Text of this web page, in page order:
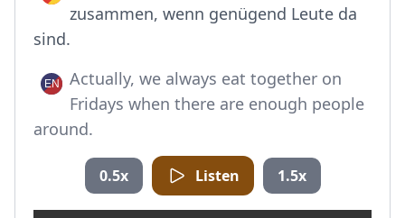
zusammen, wenn genügend Leute da
sind.
Actually, we always eat together on
Fridays when there are enough people
around.
0.5x Listen 1.5x